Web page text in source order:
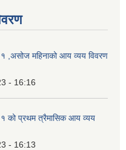
,असोज महिनाको आय व्यय विवरण
- 16:16
को प्रथम त्रैमासिक आय व्यय
- 16:13